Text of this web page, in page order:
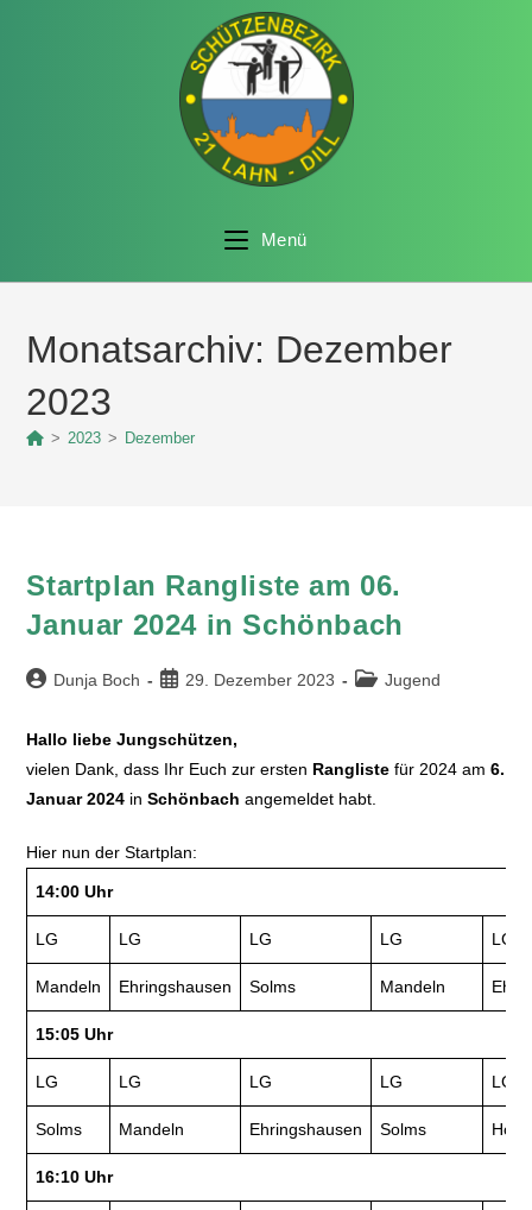
Menü
Monatsarchiv: Dezember
2023
> 2023 > Dezember
Startplan Rangliste am 06.
Januar 2024 in Schönbach
Dunja Boch 29. Dezember 2023 Jugend
Hallo liebe Jungschützen,
vielen Dank, dass Ihr Euch zur ersten Rangliste für 2024 am6.
Januar 2024 inSchönbach angemeldet habt.
Hier nun der Startplan:
14:00 Uhr
LG LG LG LG LG
Mandeln Ehringshausen Solms Mandeln
15:05 Uhr
LG LG LG LG LG
Solms Mandeln Ehringshausen Solms
16:10 Uhr